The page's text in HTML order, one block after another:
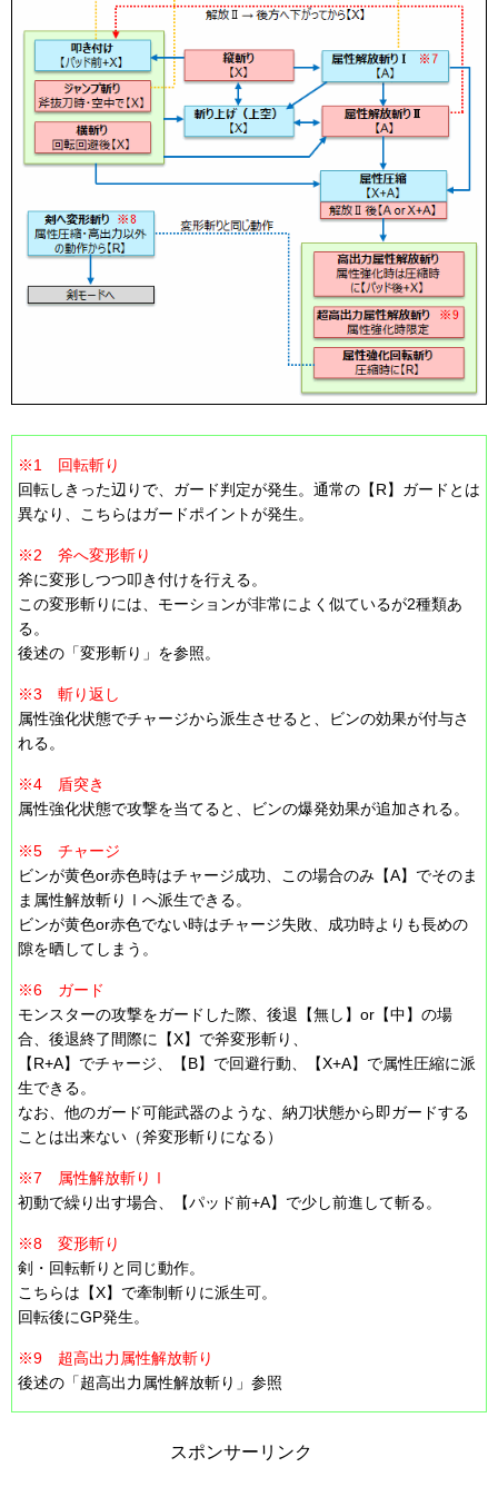
※1 回転斬り
回転しきった辺りで、ガード判定が発生。通常の【R】ガードとは
異なり、こちらはガードポイントが発生。
※2 斧へ変形斬り
斧に変形しつつ叩き付けを行える。
この変形斬りには、モーションが非常によく似ているが2種類あ
る。
後述の「変形斬り」を参照。
※3 斬り返し
属性強化状態でチャージから派生させると、ビンの効果が付与さ
れる。
※4 盾突き
属性強化状態で攻撃を当てると、ビンの爆発効果が追加される。
※5 チャージ
ビンが黄色or赤色時はチャージ成功、この場合のみ【A】でそのま
ま属性解放斬りⅠへ派生できる。
ビンが黄色or赤色でない時はチャージ失敗、成功時よりも長めの
隙を晒してしまう。
※6 ガード
モンスターの攻撃をガードした際、後退【無し】or【中】の場
合、後退終了間際に【X】で斧変形斬り、
【R+A】でチャージ、【B】で回避行動、【X+A】で属性圧縮に派
生できる。
なお、他のガード可能武器のような、納刀状態から即ガードする
ことは出来ない（斧変形斬りになる）
※7 属性解放斬りⅠ
初動で繰り出す場合、【パッド前+A】で少し前進して斬る。
※8 変形斬り
剣・回転斬りと同じ動作。
こちらは【X】で牽制斬りに派生可。
回転後にGP発生。
※9 超高出力属性解放斬り
後述の「超高出力属性解放斬り」参照
スポンサーリンク